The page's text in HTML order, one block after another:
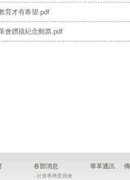
育才有希望.pdf
會鑽禧紀念郵票.pdf
各部消息
- 社會事務委員會
華革通訊